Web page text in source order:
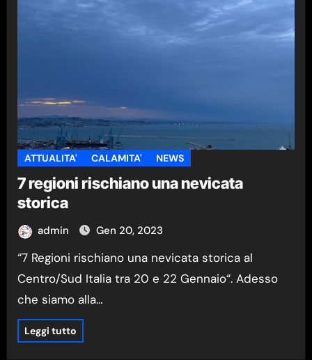
ATTUALITA' CALAMITA' NEWS
7 regioni rischiano una nevicata
storica
admin Gen 20, 2023
“7 Regioni rischiano una nevicata storica al
Centro/Sud Italia tra 20 e 22 Gennaio“. Adesso
che siamo alla…
Leggi tutto